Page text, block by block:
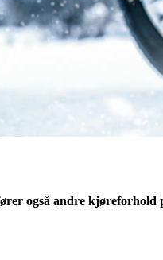
også andre